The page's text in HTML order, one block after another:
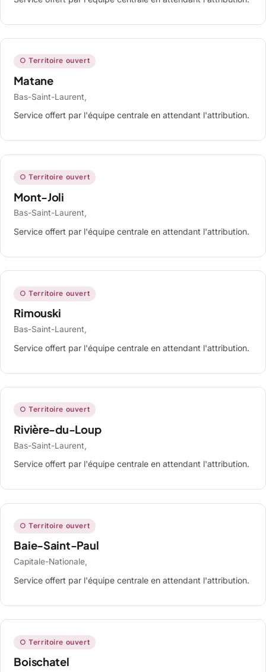
○ Territoire ouvert
Matane
Bas-Saint-Laurent,
Service offert par l'équipe centrale en attendant l'attribution.
○ Territoire ouvert
Mont-Joli
Bas-Saint-Laurent,
Service offert par l'équipe centrale en attendant l'attribution.
○ Territoire ouvert
Rimouski
Bas-Saint-Laurent,
Service offert par l'équipe centrale en attendant l'attribution.
○ Territoire ouvert
Rivière-du-Loup
Bas-Saint-Laurent,
Service offert par l'équipe centrale en attendant l'attribution.
○ Territoire ouvert
Baie-Saint-Paul
Capitale-Nationale,
Service offert par l'équipe centrale en attendant l'attribution.
○ Territoire ouvert
Boischatel